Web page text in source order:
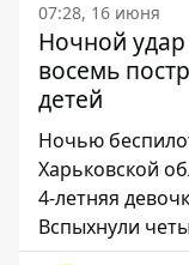
07:28, 16 июня
Ночной
восемь
детей
Ночью
Харьковской
4-летняя
Вспыхнули